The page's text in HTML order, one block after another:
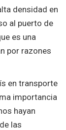
densidad en
al puerto de
es una
por razones
en transporte
importancia
hayan
las